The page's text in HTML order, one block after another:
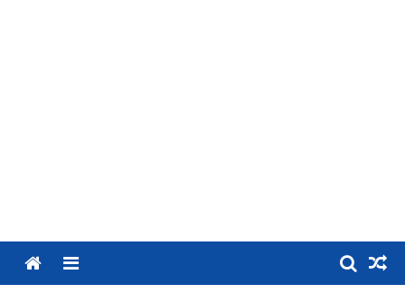
Menu